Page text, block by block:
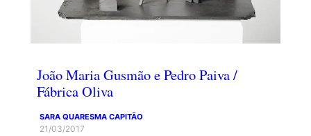
João Maria Gusmão e Pedro Paiva /
Fábrica Oliva
SARA QUARESMA CAPITÃO
21/03/2017